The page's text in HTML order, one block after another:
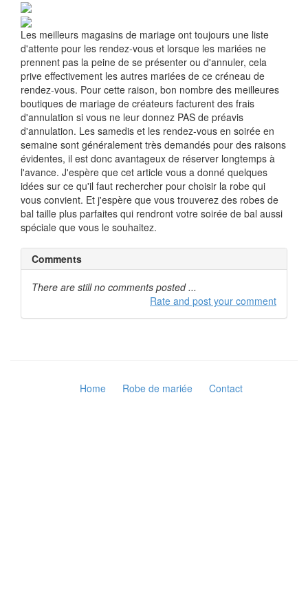
Les meilleurs magasins de mariage ont toujours une liste
d'attente pour les rendez-vous et lorsque les mariées ne
prennent pas la peine de se présenter ou d'annuler, cela
prive effectivement les autres mariées de ce créneau de
rendez-vous. Pour cette raison, bon nombre des meilleures
boutiques de mariage de créateurs facturent des frais
d'annulation si vous ne leur donnez PAS de préavis
d'annulation. Les samedis et les rendez-vous en soirée en
semaine sont généralement très demandés pour des raisons
évidentes, il est donc avantageux de réserver longtemps à
l'avance. J'espère que cet article vous a donné quelques
idées sur ce qu'il faut rechercher pour choisir la robe qui
vous convient. Et j'espère que vous trouverez des robes de
bal taille plus parfaites qui rendront votre soirée de bal aussi
spéciale que vous le souhaitez.
Comments
There are still no comments posted ...
Rate and post your comment
Home Robe de mariée Contact